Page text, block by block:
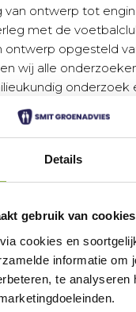
Details
gebruik van cookies
cookies en
informatie om
te analyseren
van ontwerp tot
met de
ontwerp opgesteld
wij alle
onderzoek
toplaag. Tijdens de
opgesteld voor de
geïmplanteerd